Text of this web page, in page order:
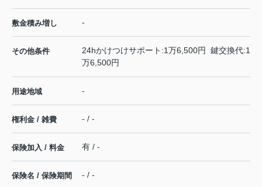
敷金積み増し -
その他条件
24hかけつけサポート:1万6,500円 鍵交換代:1
万6,500円
用途地域 -
権利金 / 雑費 - / -
保険加入 / 料金 有 / -
保険名 / 保険期間 - / -